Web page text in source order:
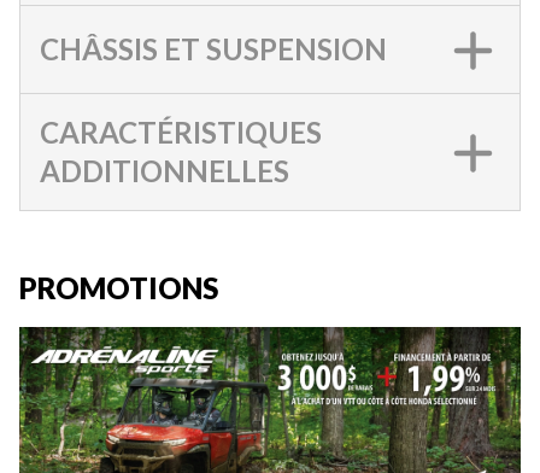
CHÂSSIS ET SUSPENSION
CARACTÉRISTIQUES
ADDITIONNELLES
PROMOTIONS